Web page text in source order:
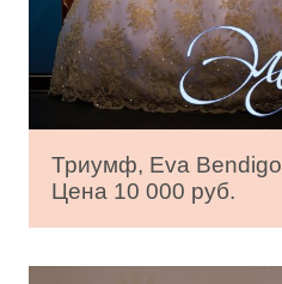
Триумф, Eva Bendigo
Цена 10 000 руб.